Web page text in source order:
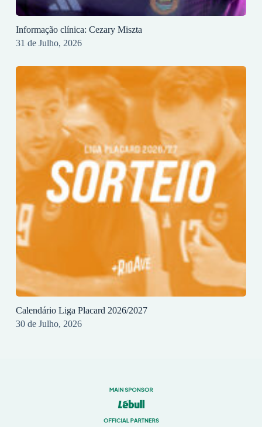
Informação clínica: Cezary Miszta
31 de Julho, 2026
Calendário Liga Placard 2026/2027
30 de Julho, 2026